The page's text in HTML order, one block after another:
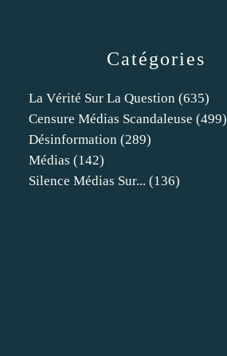
Catégories
La Vérité Sur La Question (635)
Censure Médias Scandaleuse (499)
Désinformation (289)
Médias (142)
Silence Médias Sur... (136)